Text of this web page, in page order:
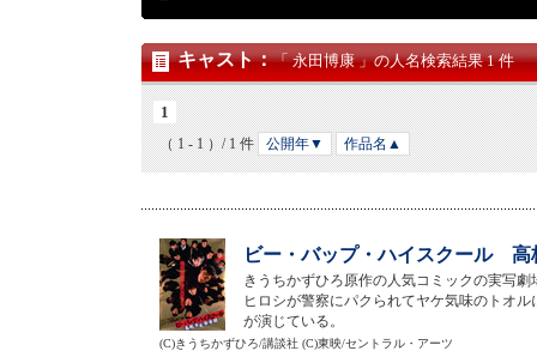
キャスト：「 永田博康 」の人名検索結果 1 件
1
（ 1 - 1 ）/ 1 件 公開年▼ 作品名▲
ビー・バップ・ハイスクール 高
きうちかずひろ原作の人気コミックの実写劇
ヒロシが警察にパクられてヤケ気味のトオ
が演じている。
(C)きうちかずひろ/講談社 (C)東映/セントラル・アーツ